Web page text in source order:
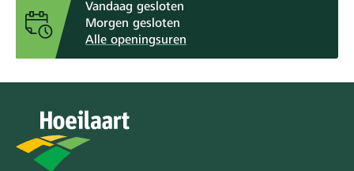
Vandaag gesloten
Morgen gesloten
Alle openingsuren